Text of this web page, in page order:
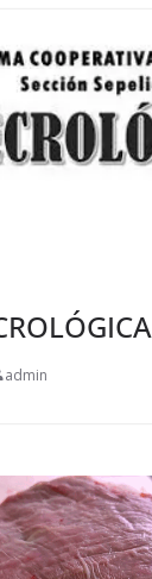
admin